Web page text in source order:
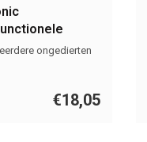
op Zonne-
ongedierten
€18,05